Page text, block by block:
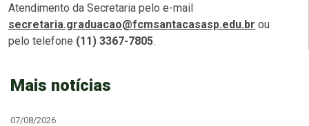
Atendimento da Secretaria pelo e-mail
secretaria.graduacao@fcmsantacasasp.edu.br ou
pelo telefone (11) 3367-7805.
Mais notícias
07/08/2026